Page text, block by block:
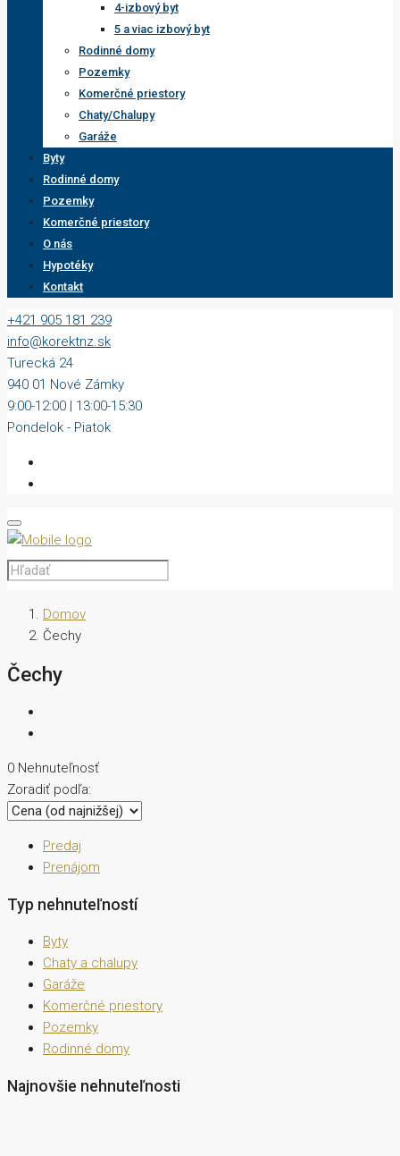
4-izbový byt
5 a viac izbový byt
Rodinné domy
Pozemky
Komerčné priestory
Chaty/Chalupy
Garáže
Byty
Rodinné domy
Pozemky
Komerčné priestory
O nás
Hypotéky
Kontakt
+421 905 181 239
info@korektnz.sk
Turecká 24
940 01 Nové Zámky
9:00-12:00 | 13:00-15:30
Pondelok - Piatok
Domov
Čechy
Čechy
0 Nehnuteľnosť
Zoradiť podľa:
Predaj
Prenájom
Typ nehnuteľností
Byty
Chaty a chalupy
Garáže
Komerčné priestory
Pozemky
Rodinné domy
Najnovšie nehnuteľnosti